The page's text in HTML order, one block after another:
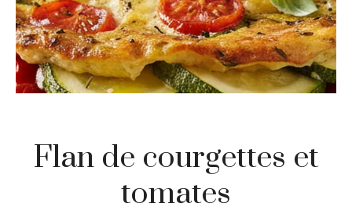
Flan de courgettes et
tomates